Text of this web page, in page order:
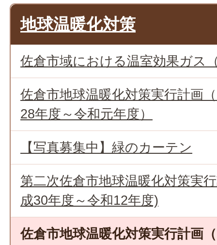
地球温暖化対策
佐倉市域における温室効果ガス
佐倉市地球温暖化対策実行計画
28年度～令和元年度）
【写真募集中】緑のカーテン
第二次佐倉市地球温暖化対策実
成30年度～令和12年度)
佐倉市地球温暖化対策実行計画